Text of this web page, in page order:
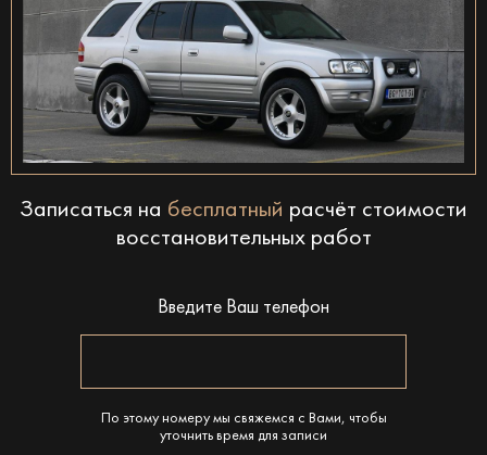
Записаться на бесплатный расчёт стоимости
восстановительных работ
Введите Ваш телефон
По этому номеру мы свяжемся с Вами, чтобы
уточнить время для записи